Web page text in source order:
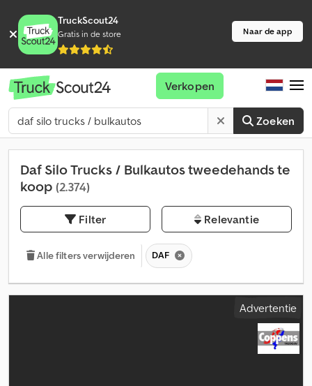
TruckScout24
Gratis in de store Naar de app
Zoeken
Verkopen
Daf Silo Trucks / Bulkautos tweedehands te
koop (2.374)
Filter Relevantie
Alle filters verwijderen DAF
Advertentie